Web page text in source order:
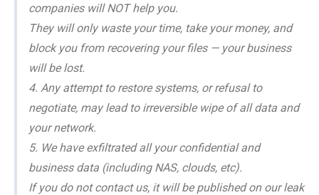
companies will NOT help you.
They will only waste your time, take your money, and
block you from recovering your files — your business
will be lost.
4. Any attempt to restore systems, or refusal to
negotiate, may lead to irreversible wipe of all data and
your network.
5. We have exfiltrated all your confidential and
business data (including NAS, clouds, etc).
If you do not contact us, it will be published on our leak